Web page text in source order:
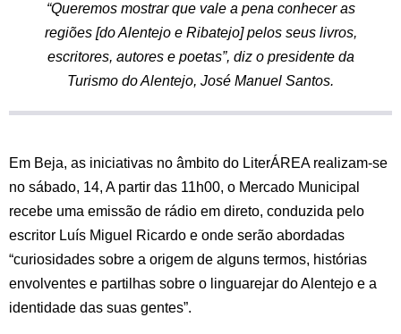
“Queremos mostrar que vale a pena conhecer as
regiões [do Alentejo e Ribatejo] pelos seus livros,
escritores, autores e poetas”, diz o presidente da
Turismo do Alentejo, José Manuel Santos.
Em Beja, as iniciativas no âmbito do LiterÁREA realizam-se
no sábado, 14, A partir das 11h00, o Mercado Municipal
recebe uma emissão de rádio em direto, conduzida pelo
escritor Luís Miguel Ricardo e onde serão abordadas
“curiosidades sobre a origem de alguns termos, histórias
envolventes e partilhas sobre o linguarejar do Alentejo e a
identidade das suas gentes”.